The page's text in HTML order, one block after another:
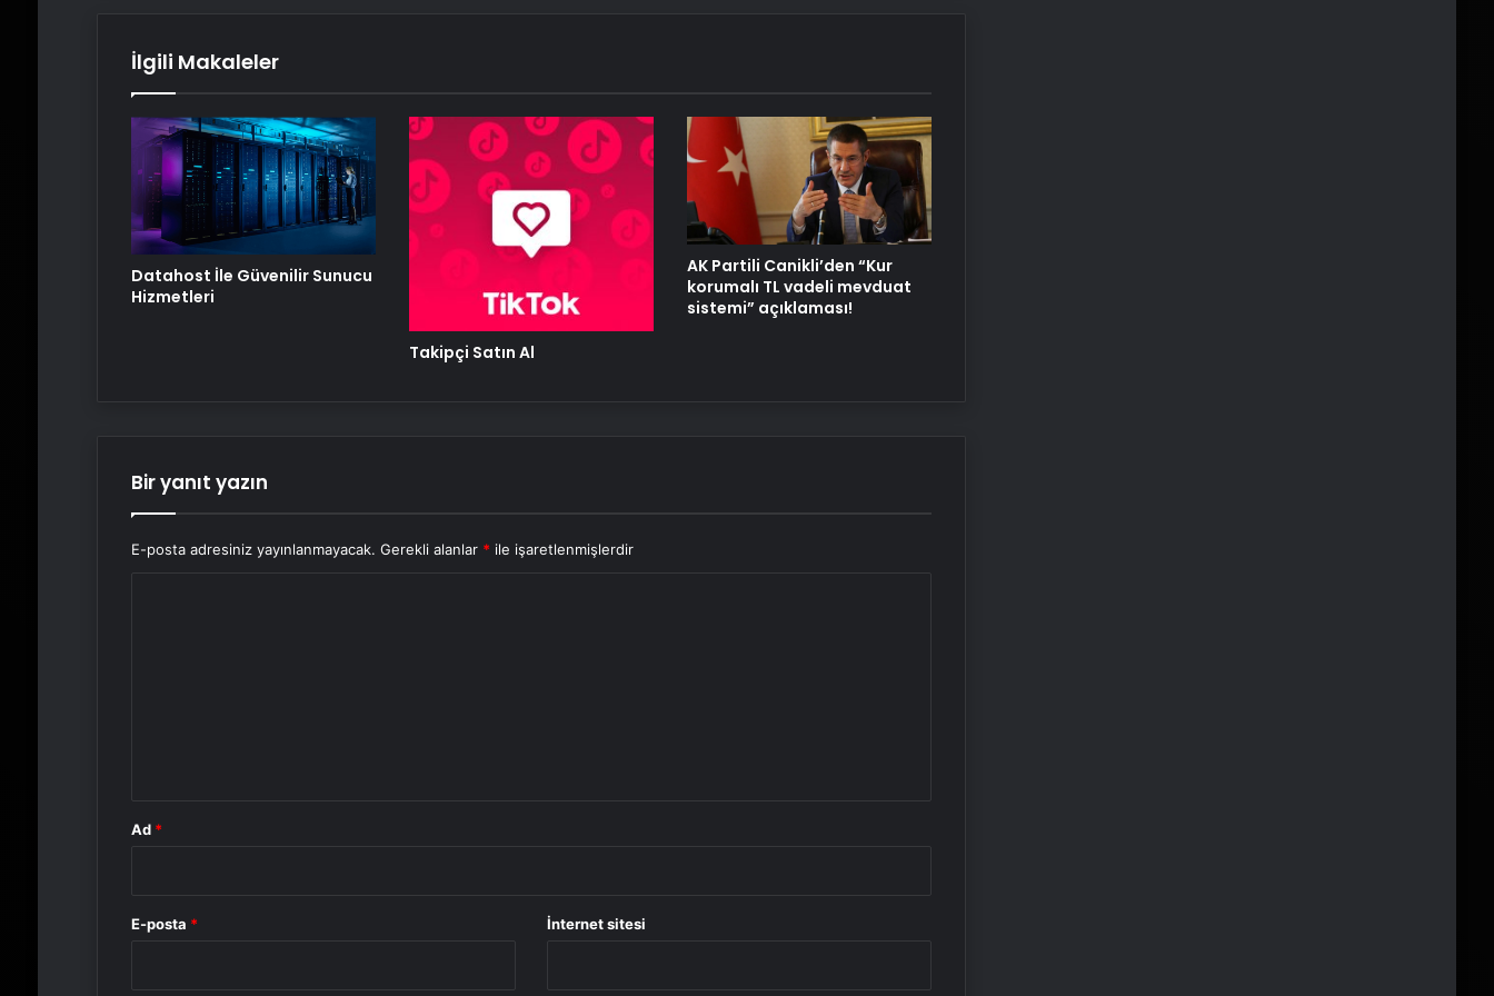
Alaaddin KAHYA: Müzik Tutkusuyla
Yerini Almiş Bir Kariyer
İlgili Makaleler
Datahost İle Güvenilir Sunucu
Hizmetleri
Takipçi Satın Al
AK Partili Canikli’den “Kur
korumalı TL vadeli mevduat
sistemi” açıklaması!
Bir yanıt yazın
E-posta adresiniz yayınlanmayacak. Gerekli alanlar * ile işaretlenmişlerdir
Ad *
E-posta * İnternet sitesi